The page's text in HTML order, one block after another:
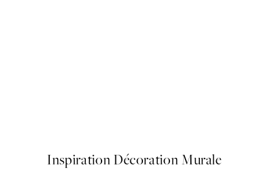
Inspiration Décoration Murale